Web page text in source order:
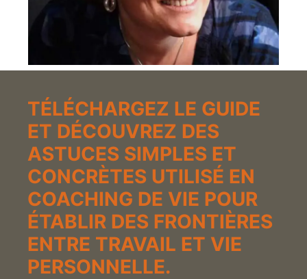
TÉLÉCHARGEZ LE GUIDE
ET DÉCOUVREZ DES
ASTUCES SIMPLES ET
CONCRÈTES UTILISÉ EN
COACHING DE VIE POUR
ÉTABLIR DES FRONTIÈRES
ENTRE TRAVAIL ET VIE
PERSONNELLE.